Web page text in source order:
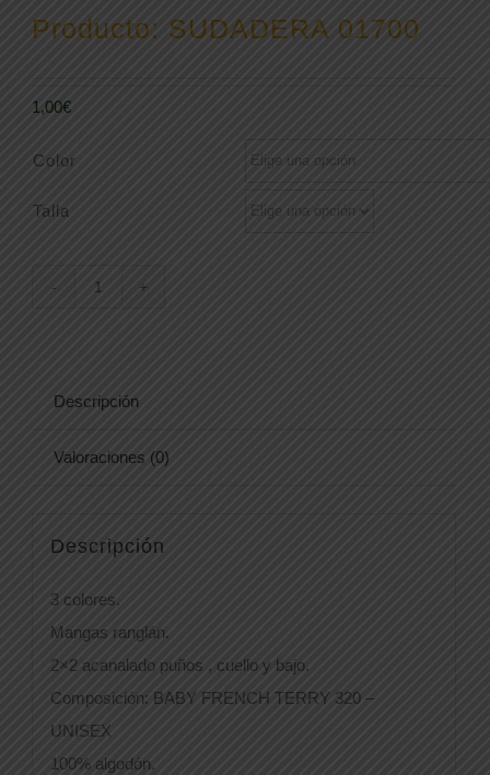
Producto: SUDADERA 01700
1,00€
Color
Talla
Descripción
Valoraciones (0)
Descripción
3 colores.
Mangas ranglán.
2×2 acanalado puños , cuello y bajo.
Composición: BABY FRENCH TERRY 320 –
UNISEX
100% algodón.